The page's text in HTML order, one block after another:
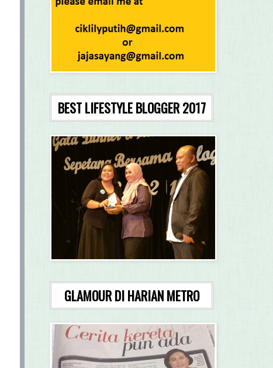
BEST LIFESTYLE BLOGGER 2017
GLAMOUR DI HARIAN METRO